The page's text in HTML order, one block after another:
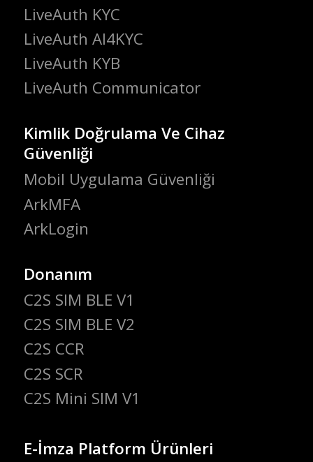
LiveAuth KYC
LiveAuth AI4KYC
LiveAuth KYB
LiveAuth Communicator
Kimlik Doğrulama Ve Cihaz
Güvenliği
Mobil Uygulama Güvenliği
ArkMFA
ArkLogin
Donanım
C2S SIM BLE V1
C2S SIM BLE V2
C2S CCR
C2S SCR
C2S Mini SIM V1
E-İmza Platform Ürünleri